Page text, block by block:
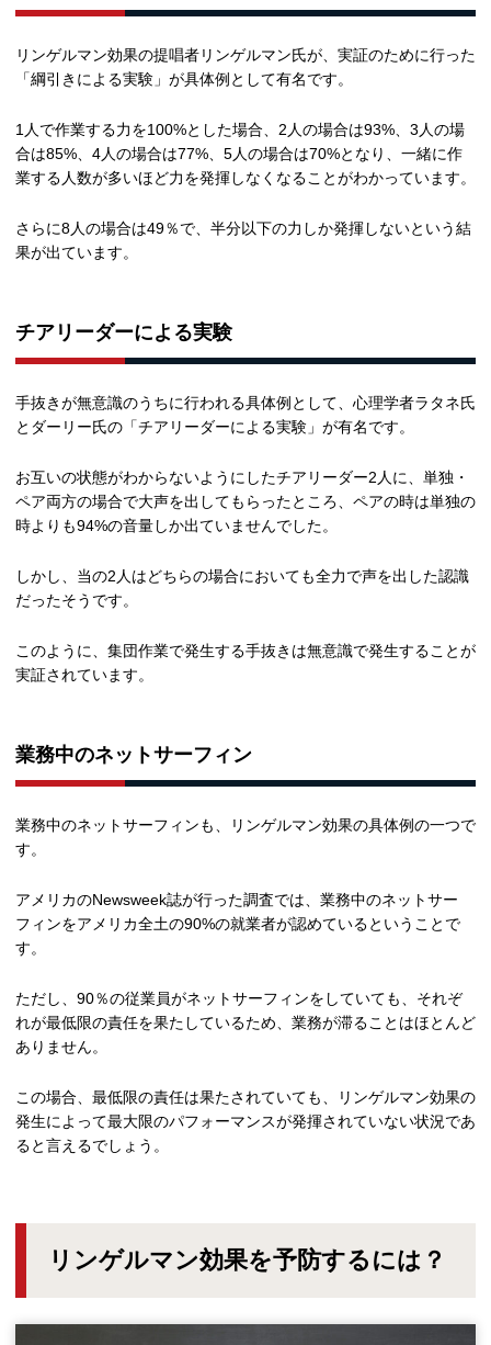
リンゲルマン効果の提唱者リンゲルマン氏が、実証のために行った
「綱引きによる実験」が具体例として有名です。
1人で作業する力を100%とした場合、2人の場合は93%、3人の場
合は85%、4人の場合は77%、5人の場合は70%となり、一緒に作
業する人数が多いほど力を発揮しなくなることがわかっています。
さらに8人の場合は49％で、半分以下の力しか発揮しないという結
果が出ています。
チアリーダーによる実験
手抜きが無意識のうちに行われる具体例として、心理学者ラタネ氏
とダーリー氏の「チアリーダーによる実験」が有名です。
お互いの状態がわからないようにしたチアリーダー2人に、単独・
ペア両方の場合で大声を出してもらったところ、ペアの時は単独の
時よりも94%の音量しか出ていませんでした。
しかし、当の2人はどちらの場合においても全力で声を出した認識
だったそうです。
このように、集団作業で発生する手抜きは無意識で発生することが
実証されています。
業務中のネットサーフィン
業務中のネットサーフィンも、リンゲルマン効果の具体例の一つで
す。
アメリカのNewsweek誌が行った調査では、業務中のネットサー
フィンをアメリカ全土の90%の就業者が認めているということで
す。
ただし、90％の従業員がネットサーフィンをしていても、それぞ
れが最低限の責任を果たしているため、業務が滞ることはほとんど
ありません。
この場合、最低限の責任は果たされていても、リンゲルマン効果の
発生によって最大限のパフォーマンスが発揮されていない状況であ
ると言えるでしょう。
リンゲルマン効果を予防するには？